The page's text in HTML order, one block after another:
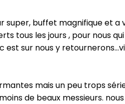
buffet magnifique et a
tous les jours , pour nous
sur nous y
mais un peu trops
de beaux messieurs.